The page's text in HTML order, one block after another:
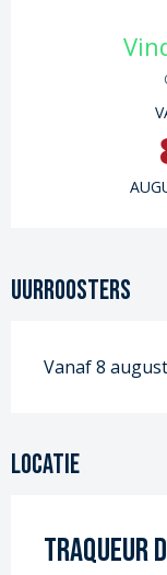
Uurroosters
Vanaf 8
Locatie
Traqueur